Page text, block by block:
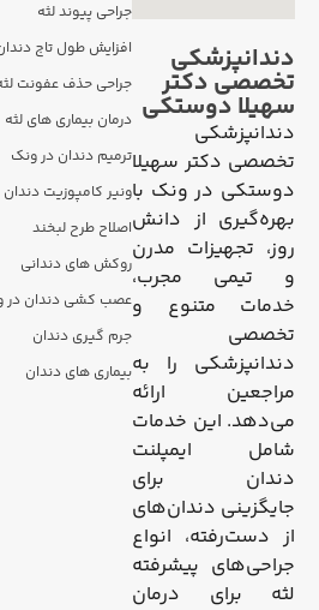
دندانپزشکی
تخصصی دکتر
سهیلا دوستکی
دندانپزشکی
تخصصی دکتر سهیلا
دوستکی در ونک با
بهره‌گیری از دانش
روز، تجهیزات مدرن
و تیمی مجرب،
خدمات متنوع و
تخصصی
دندانپزشکی را به
مراجعین ارائه
می‌دهد. این خدمات
شامل ایمپلنت
دندان برای
جایگزینی دندان‌های
از دست‌رفته، انواع
جراحی‌های پیشرفته
لثه برای درمان
جراحی پیوند لثه
افزایش طول تاج دندان
جراحی حذف عفونت لثه
درمان بیماری های لثه
ترمیم دندان در ونک
ونیر کامپوزیت دندان
اصلاح طرح لبخند
روکش های دندانی
عصب کشی دندان در ونک
جرم گیری دندان
بیماری های دندان